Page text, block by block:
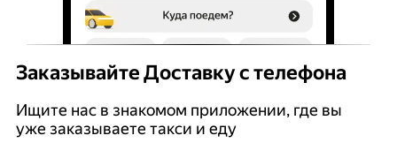
Заказывайте Доставку с телефона
Ищите нас в знакомом приложении, где вы
уже заказываете такси и еду